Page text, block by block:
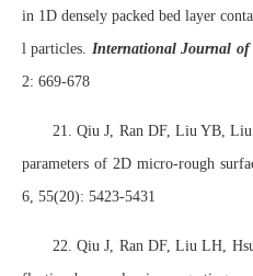
in 1D densely packed bed layer
l particles. International Journal of
2: 669-678
21. Qiu J, Ran DF, Liu YB,
parameters of 2D micro-rough
6, 55(20): 5423-5431
22. Qiu J, Ran DF, Liu LH,